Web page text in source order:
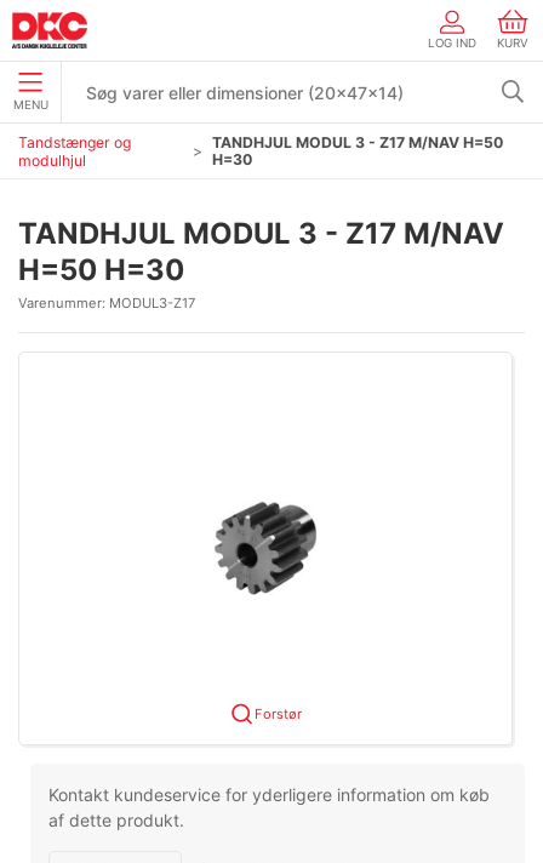
LOG IND KURV
MENU
Tandstænger og
modulhjul
TANDHJUL MODUL 3 - Z17 M/NAV H=50
H=30
TANDHJUL MODUL 3 - Z17 M/NAV
H=50 H=30
Varenummer: MODUL3-Z17
Forstør
Kontakt kundeservice for yderligere information om køb
af dette produkt.